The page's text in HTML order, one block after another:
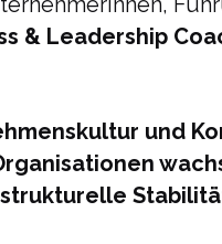
& Leadership
und